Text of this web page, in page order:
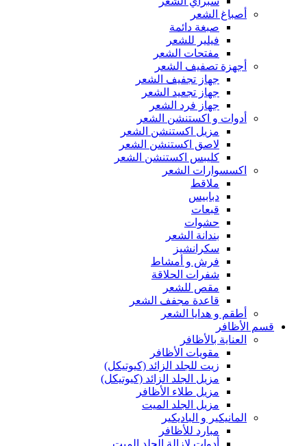
أصباغ الشعر
صبغة دائمة
فيلير للشعر
مفتحات الشعر
أجهزة تصفيف الشعر
جهاز تجفيف الشعر
جهاز تجعيد الشعر
جهاز فرد الشعر
أدوات و اكستنشن الشعر
مزيل اكستنشن الشعر
لاصق اكستنشن الشعر
كليبس اكستنشن الشعر
اكسسوارات الشعر
ملاقط
دبابيس
قبعات
حشوات
بندانة الشعر
سكرانشيز
فرش و أمشاط
شفرات الحلاقة
مقص للشعر
قاعدة مجفف الشعر
أطقم و هدايا الشعر
قسم الأظافر
العناية بالأظافر
مقويات الأظافر
زيت للجلد الزائد (كيوتيكل)
مزيل الجلد الزائد (كيوتيكل)
مزيل طلاء الأظافر
مزيل الجلد الميت
المانيكير و الباديكير
مبارد للأظافر
أدوات لازالة الجلد الميت